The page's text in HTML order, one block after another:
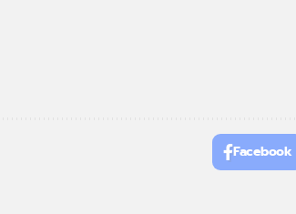
Facebook